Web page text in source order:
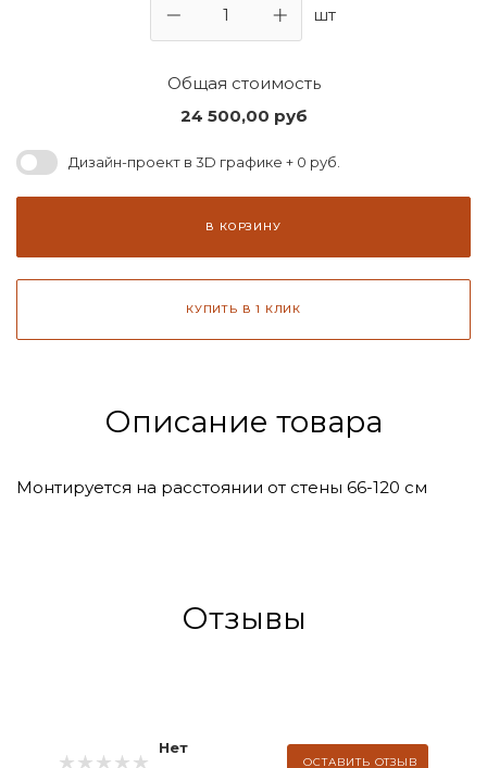
шт
Общая стоимость
24 500,00 руб
Дизайн-проект в 3D графике + 0 руб.
В КОРЗИНУ
КУПИТЬ В 1 КЛИК
Описание товара
Монтируется на расстоянии от стены 66-120 см
Отзывы
Нет
ОСТАВИТЬ ОТЗЫВ